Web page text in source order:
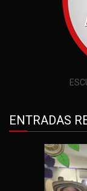
ENTRADAS